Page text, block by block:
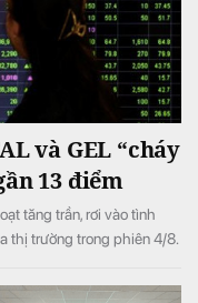
và GEL “cháy
13 điểm
tăng trần, rơi vào tình
thị trường trong phiên 4/8.